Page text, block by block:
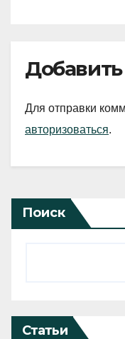
Для отправки
авторизоваться.
Поиск
Статьи